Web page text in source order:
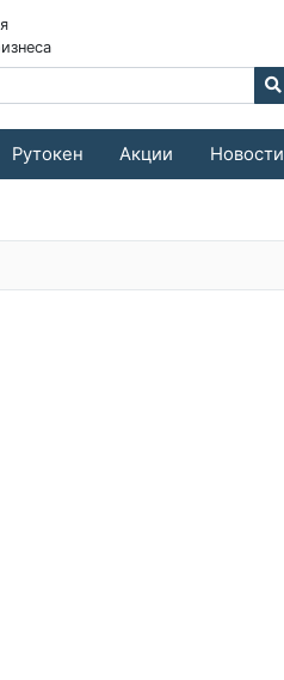
Рутокен Акции Новости